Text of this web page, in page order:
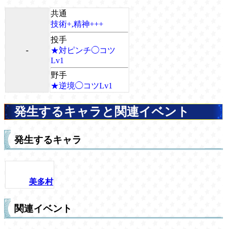
-
共通
技術+,精神+++
投手
★対ピンチ◯コツ
Lv1
野手
★逆境◯コツLv1
発生するキャラと関連イベント
発生するキャラ
美多村
関連イベント